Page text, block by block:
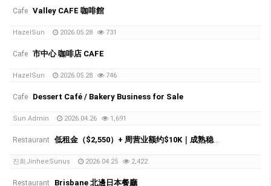
Cafe Valley CAFE 咖啡館
HazelSun 2026.05.28 731
Cafe 市中心 咖啡店 CAFE
HazelSun 2026.05.28 746
Cafe Dessert Café / Bakery Business for Sale
Sun Admin 2026.04.26 1,691
Restaurant 低租金（$2,550）+ 周营业额约$10K｜成熟稳定、可立即运营的生意
진희JinheeSunus 2026.04.25 2,422
Restaurant Brisbane 北邊日本餐廳